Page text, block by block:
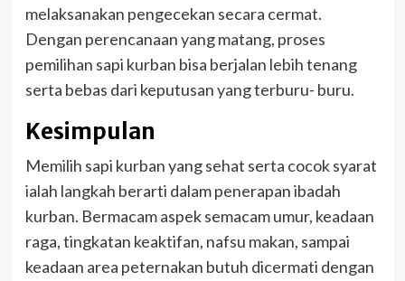
melaksanakan pengecekan secara cermat.
Dengan perencanaan yang matang, proses
pemilihan sapi kurban bisa berjalan lebih tenang
serta bebas dari keputusan yang terburu- buru.
Kesimpulan
Memilih sapi kurban yang sehat serta cocok syarat
ialah langkah berarti dalam penerapan ibadah
kurban. Bermacam aspek semacam umur, keadaan
raga, tingkatan keaktifan, nafsu makan, sampai
keadaan area peternakan butuh dicermati dengan